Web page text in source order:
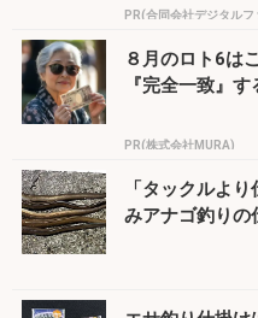
PR(合同会社デジタルフ
８月のロト6は
『完全一致』
PR(株式会社MURA)
「タックルよ
みアナゴ釣りの